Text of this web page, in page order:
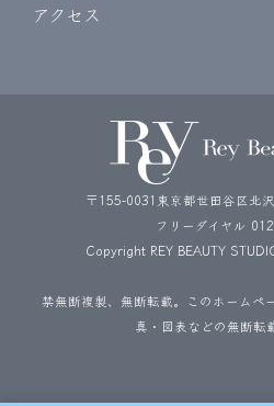
アクセス
〒155-0031東京都世田谷区北
フリーダイヤル
Copyright REY BEAUTY
禁無断複製、無断転載。このホームペ
真・図表などの無断転